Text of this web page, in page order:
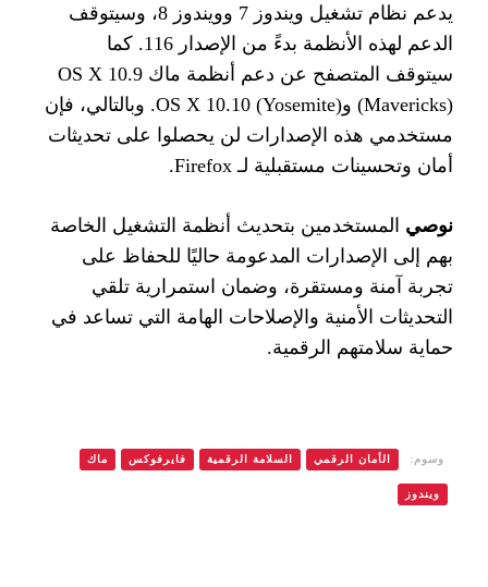
يدعم نظام تشغيل ويندوز 7 وويندوز 8، وسيتوقف
الدعم لهذه الأنظمة بدءً من الإصدار 116. كما
سيتوقف المتصفح عن دعم أنظمة ماك OS X 10.9
(Mavericks) وOS X 10.10 (Yosemite). وبالتالي، فإن
مستخدمي هذه الإصدارات لن يحصلوا على تحديثات
أمان وتحسينات مستقبلية لـ Firefox.
نوصي المستخدمين بتحديث أنظمة التشغيل الخاصة
بهم إلى الإصدارات المدعومة حاليًا للحفاظ على
تجربة آمنة ومستقرة، وضمان استمرارية تلقي
التحديثات الأمنية والإصلاحات الهامة التي تساعد في
حماية سلامتهم الرقمية.
وسوم: الأمان الرقمي السلامة الرقمية فايرفوكس ماك
ويندوز